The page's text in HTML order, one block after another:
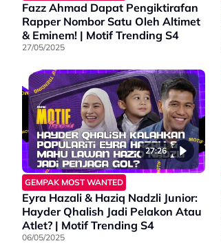
Fazz Ahmad Dapat Pengiktirafan
Rapper Nombor Satu Oleh Altimet
& Eminem! | Motif Trending S4
27/05/2025
27:26
GEMPAK MOST WANTED
Eyra Hazali & Haziq Nadzli Junior:
Hayder Qhalish Jadi Pelakon Atau
Atlet? | Motif Trending S4
06/05/2025